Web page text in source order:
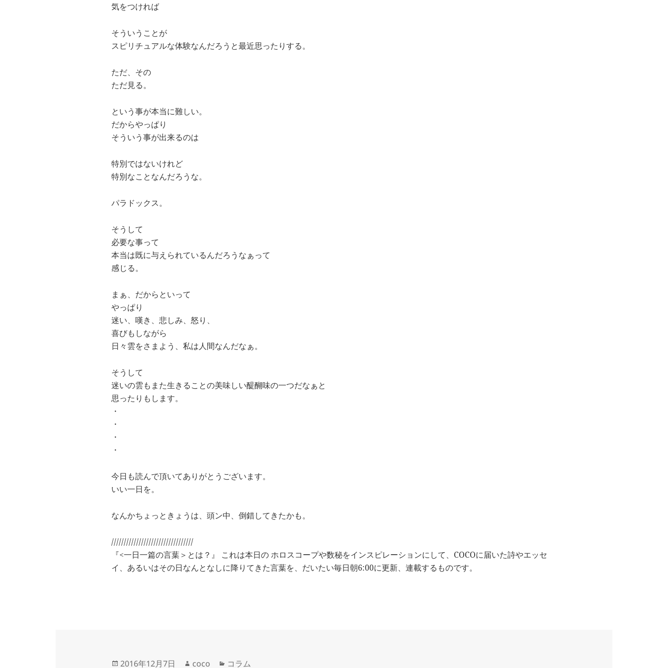
気をつければ
そういうことが
スピリチュアルな体験なんだろうと最近思ったりする。
ただ、その
ただ見る。
という事が本当に難しい。
だからやっぱり
そういう事が出来るのは
特別ではないけれど
特別なことなんだろうな。
パラドックス。
そうして
必要な事って
本当は既に与えられているんだろうなぁって
感じる。
まぁ、だからといって
やっぱり
迷い、嘆き、悲しみ、怒り、
喜びもしながら
日々雲をさまよう、私は人間なんだなぁ。
そうして
迷いの雲もまた生きることの美味しい醍醐味の一つだなぁと
思ったりもします。
・
・
・
・
今日も読んで頂いてありがとうございます。
いい一日を。
なんかちょっときょうは、頭ン中、倒錯してきたかも。
/////////////////////////////////
『<一日一篇の言葉＞とは？』 これは本日の ホロスコープや数秘をインスピレーションにして、COCOに届いた詩やエッセ
イ、あるいはその日なんとなしに降りてきた言葉を、だいたい毎日朝6:00に更新、連載するものです。
投
2016年12月7日 作
coco カ
コラム